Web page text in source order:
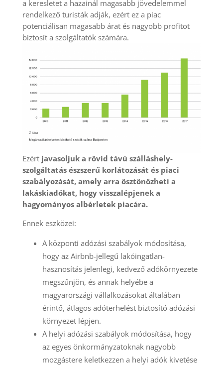
a keresletet a hazainál magasabb jövedelemmel
rendelkező turisták adják, ezért ez a piac
potenciálisan magasabb árat és nagyobb profitot
biztosít a szolgáltatók számára.
Ezért javasoljuk a rövid távú szálláshely-
szolgáltatás észszerű korlátozását és piaci
szabályozását, amely arra ösztönözheti a
lakáskiadókat, hogy visszalépjenek a
hagyományos albérletek piacára.
Ennek eszközei:
A központi adózási szabályok módosítása,
hogy az Airbnb-jellegű lakóingatlan-
hasznosítás jelenlegi, kedvező adókörnyezete
megszűnjön, és annak helyébe a
magyarországi vállalkozásokat általában
érintő, átlagos adóterhelést biztosító adózási
környezet lépjen.
A helyi adózási szabályok módosítása, hogy
az egyes önkormányzatoknak nagyobb
mozgástere keletkezzen a helyi adók kivetése